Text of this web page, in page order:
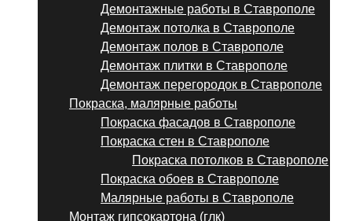
Демонтажные работы в Ставрополе
Демонтаж потолка в Ставрополе
Демонтаж полов в Ставрополе
Демонтаж плитки в Ставрополе
Демонтаж перегородок в Ставрополе
Покраска, малярные работы
Покраска фасадов в Ставрополе
Покраска стен в Ставрополе
Покраска потолков в Ставрополе
Покраска обоев в Ставрополе
Малярные работы в Ставрополе
Монтаж гипсокартона (глк)